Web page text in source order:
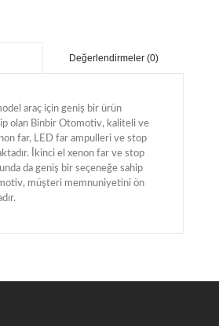
Değerlendirmeler (0)
araç için geniş bir ürün
olan Binbir Otomotiv, kaliteli ve
far, LED far ampulleri ve stop
İkinci el xenon far ve stop
da geniş bir seçeneğe sahip
müşteri memnuniyetini ön